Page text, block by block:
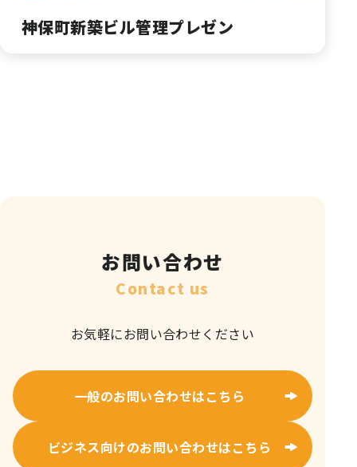
神保町新築ビル管理プレゼン
お問い合わせ
Contact us
お気軽にお問い合わせください
一般のお問い合わせはこちら
ビジネス向けのお問い合わせはこちら